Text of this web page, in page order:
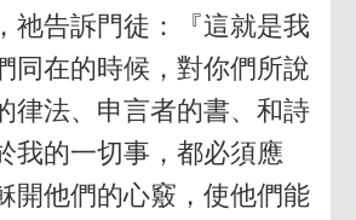
祂告訴門徒：『這就是我
同在的時候，對你們所說
律法、申言者的書、和詩
我的一切事，都必須應
開他們的心竅，使他們能